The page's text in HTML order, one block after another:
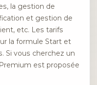
la gestion de
et gestion de
etc. Les tarifs
la formule Start et
Si vous cherchez un
est proposée